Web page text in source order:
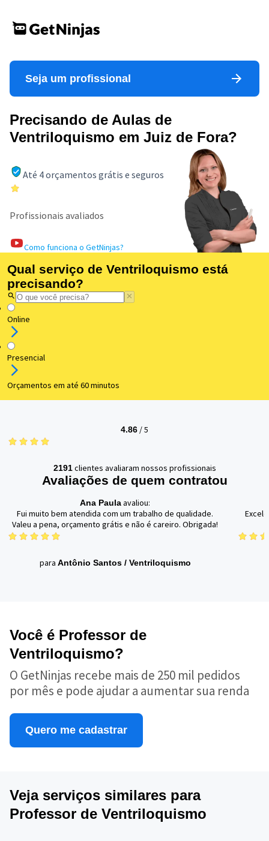
Seja um profissional
Precisando de Aulas de
Ventriloquismo em Juiz de Fora?
Até 4 orçamentos grátis e seguros
Profissionais avaliados
Como funciona o GetNinjas?
Qual serviço de Ventriloquismo está
precisando?
Online
Presencial
Orçamentos em até 60 minutos
4.86 /5
2191clientes avaliaram nossos profissionais
Avaliações de quem contratou
Ana Paulaavaliou:
Fui muito bem atendida com um trabalho de qualidade.
Valeu a pena, orçamento grátis e não é careiro. Obrigada!
para Antônio Santos/ Ventriloquismo
Você é Professor de
Ventriloquismo?
O GetNinjas recebe mais de 250 mil pedidos
por mês e pode ajudar a aumentar sua renda
Quero me cadastrar
Veja serviços similares para
Professor de Ventriloquismo